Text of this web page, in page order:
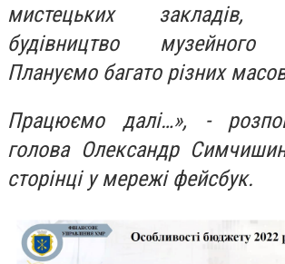
мистецьких закладів,
будівництво музейного
Плануємо багато різних
Працюємо далі…», -
голова Олександр
сторінці у мережі фейсбук.